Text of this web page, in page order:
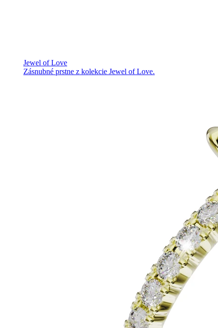
Jewel of Love
Zásnubné prstne z kolekcie Jewel of Love.